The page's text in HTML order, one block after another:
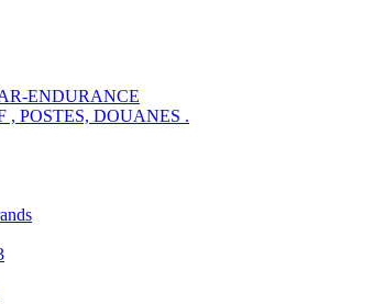
ENDURANCE
, POSTES, DOUANES .